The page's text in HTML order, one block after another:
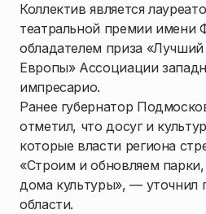
Коллектив является
театральной премии имени
обладателем приза
Европы» Ассоциации
импресарио.
Ранее губернатор
отметил, что досуг и
которые власти региона
«Строим и обновляем
дома культуры», — уточнил
области.